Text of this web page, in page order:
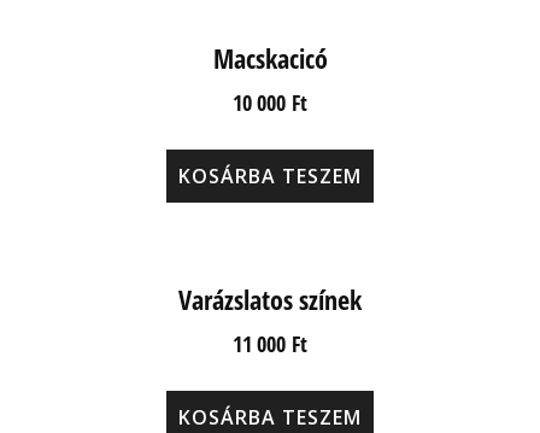
Macskacicó
10 000 Ft
KOSÁRBA TESZEM
Varázslatos színek
11 000 Ft
KOSÁRBA TESZEM